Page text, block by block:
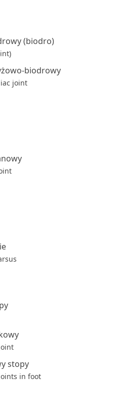
(biodro)
biodrowy
joint
stopy
in foot